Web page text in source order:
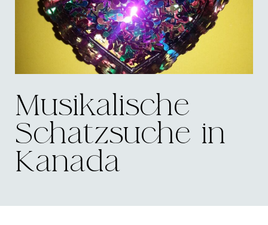
Musikalische
Schatzsuche in
Kanada